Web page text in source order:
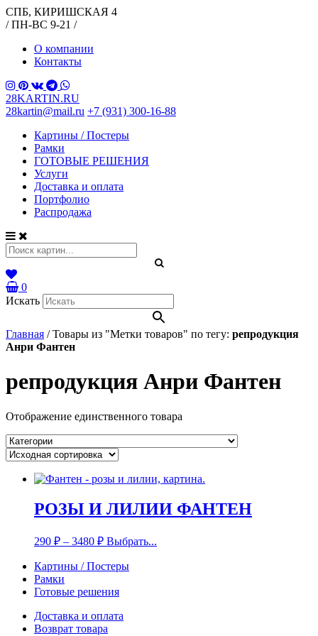
СПБ, КИРИШСКАЯ 4
/ ПН-ВС 9-21 /
О компании
Контакты
28KARTIN.RU
28kartin@mail.ru +7 (931) 300-16-88
Картины / Постеры
Рамки
ГОТОВЫЕ РЕШЕНИЯ
Услуги
Доставка и оплата
Портфолио
Распродажа
0
Искать
Главная /Товары из "Метки товаров" по тегу: репродукция
Анри Фантен
репродукция Анри Фантен
Отображение единственного товара
РОЗЫ И ЛИЛИИ ФАНТЕН
290 ₽ – 3480 ₽ Выбрать...
Картины / Постеры
Рамки
Готовые решения
Доставка и оплата
Возврат товара